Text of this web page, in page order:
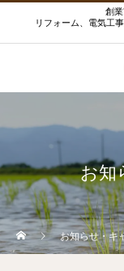
創
リフォーム、電気工
お知
お知らせ・キ